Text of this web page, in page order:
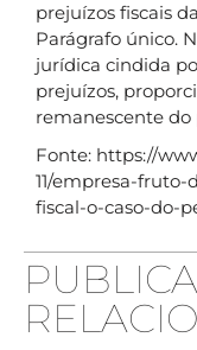
prejuízos fiscais
Parágrafo único.
jurídica cindida
prejuízos,
remanescente
Fonte: https://
11/empresa-
fiscal-o-caso-do-